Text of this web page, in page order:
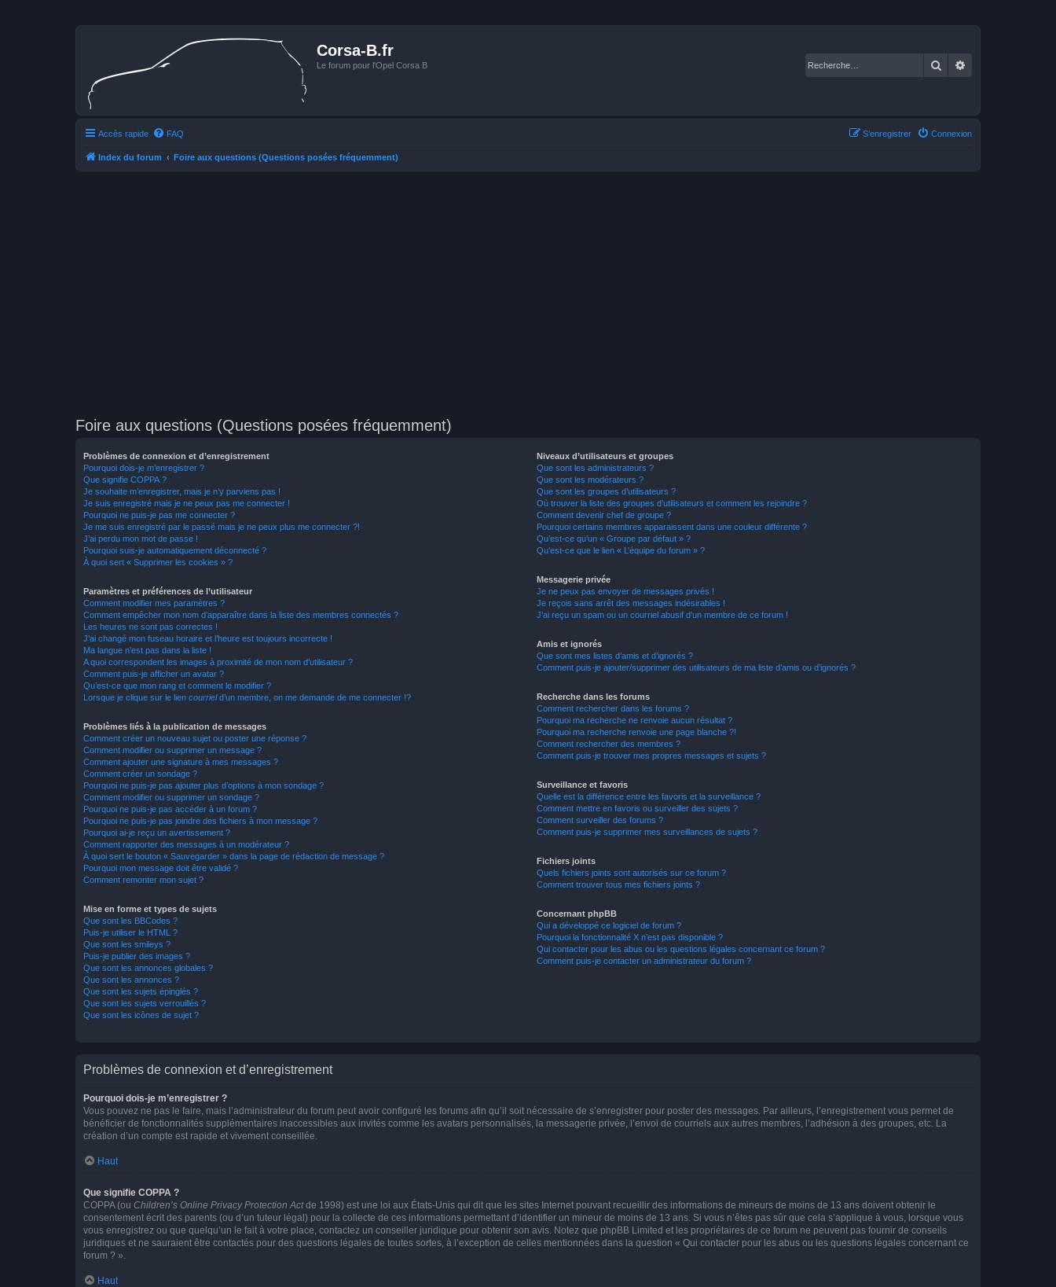
Corsa-B.fr
Le forum pour l'Opel Corsa B Rechercher
Accès rapide FAQ Connexion
S’enregistrer
Index du forum Foire aux questions (Questions posées fréquemment)
Foire aux questions (Questions posées fréquemment)
Problèmes de connexion et d’enregistrement
Pourquoi dois-je m’enregistrer ?
Que signifie COPPA ?
Je souhaite m’enregistrer, mais je n’y parviens pas !
Je suis enregistré mais je ne peux pas me connecter !
Pourquoi ne puis-je pas me connecter ?
Je me suis enregistré par le passé mais je ne peux plus me connecter ?!
J’ai perdu mon mot de passe !
Pourquoi suis-je automatiquement déconnecté ?
À quoi sert « Supprimer les cookies » ?
Paramètres et préférences de l’utilisateur
Comment modifier mes paramètres ?
Comment empêcher mon nom d’apparaître dans la liste des membres connectés ?
Les heures ne sont pas correctes !
J’ai changé mon fuseau horaire et l’heure est toujours incorrecte !
Ma langue n’est pas dans la liste !
A quoi correspondent les images à proximité de mon nom d’utilisateur ?
Comment puis-je afficher un avatar ?
Qu’est-ce que mon rang et comment le modifier ?
Lorsque je clique sur le lien courrield’un membre, on me demande de me connecter !?
Problèmes liés à la publication de messages
Comment créer un nouveau sujet ou poster une réponse ?
Comment modifier ou supprimer un message ?
Comment ajouter une signature à mes messages ?
Comment créer un sondage ?
Pourquoi ne puis-je pas ajouter plus d’options à mon sondage ?
Comment modifier ou supprimer un sondage ?
Pourquoi ne puis-je pas accéder à un forum ?
Pourquoi ne puis-je pas joindre des fichiers à mon message ?
Pourquoi ai-je reçu un avertissement ?
Comment rapporter des messages à un modérateur ?
À quoi sert le bouton « Sauvegarder » dans la page de rédaction de message ?
Pourquoi mon message doit être validé ?
Comment remonter mon sujet ?
Mise en forme et types de sujets
Que sont les BBCodes ?
Puis-je utiliser le HTML ?
Que sont les smileys ?
Puis-je publier des images ?
Que sont les annonces globales ?
Que sont les annonces ?
Que sont les sujets épinglés ?
Que sont les sujets verrouillés ?
Que sont les icônes de sujet ?
Niveaux d’utilisateurs et groupes
Que sont les administrateurs ?
Que sont les modérateurs ?
Que sont les groupes d’utilisateurs ?
Où trouver la liste des groupes d’utilisateurs et comment les rejoindre ?
Comment devenir chef de groupe ?
Pourquoi certains membres apparaissent dans une couleur différente ?
Qu’est-ce qu’un « Groupe par défaut » ?
Qu’est-ce que le lien « L’équipe du forum » ?
Messagerie privée
Je ne peux pas envoyer de messages privés !
Je reçois sans arrêt des messages indésirables !
J’ai reçu un spam ou un courriel abusif d’un membre de ce forum !
Amis et ignorés
Que sont mes listes d’amis et d’ignorés ?
Comment puis-je ajouter/supprimer des utilisateurs de ma liste d’amis ou d’ignorés ?
Recherche dans les forums
Comment rechercher dans les forums ?
Pourquoi ma recherche ne renvoie aucun résultat ?
Pourquoi ma recherche renvoie une page blanche ?!
Comment rechercher des membres ?
Comment puis-je trouver mes propres messages et sujets ?
Surveillance et favoris
Quelle est la différence entre les favoris et la surveillance ?
Comment mettre en favoris ou surveiller des sujets ?
Comment surveiller des forums ?
Comment puis-je supprimer mes surveillances de sujets ?
Fichiers joints
Quels fichiers joints sont autorisés sur ce forum ?
Comment trouver tous mes fichiers joints ?
Concernant phpBB
Qui a développé ce logiciel de forum ?
Pourquoi la fonctionnalité X n’est pas disponible ?
Qui contacter pour les abus ou les questions légales concernant ce forum ?
Comment puis-je contacter un administrateur du forum ?
Problèmes de connexion et d’enregistrement
Pourquoi dois-je m’enregistrer ?
Vous pouvez ne pas le faire, mais l’administrateur du forum peut avoir configuré les forums afin qu’il soit nécessaire de s’enregistrer pour poster des messages. Par ailleurs, l’enregistrement vous permet de
bénéficier de fonctionnalités supplémentaires inaccessibles aux invités comme les avatars personnalisés, la messagerie privée, l’envoi de courriels aux autres membres, l’adhésion à des groupes, etc. La
création d’un compte est rapide et vivement conseillée.
Haut
Que signifie COPPA ?
COPPA (ou Children’s Online Privacy Protection Actde 1998) est une loi aux États-Unis qui dit que les sites Internet pouvant recueillir des informations de mineurs de moins de 13 ans doivent obtenir le
consentement écrit des parents (ou d’un tuteur légal) pour la collecte de ces informations permettant d’identifier un mineur de moins de 13 ans. Si vous n’êtes pas sûr que cela s’applique à vous, lorsque vous
vous enregistrez ou que quelqu’un le fait à votre place, contactez un conseiller juridique pour obtenir son avis. Notez que phpBB Limited et les propriétaires de ce forum ne peuvent pas fournir de conseils
juridiques et ne sauraient être contactés pour des questions légales de toutes sortes, à l’exception de celles mentionnées dans la question « Qui contacter pour les abus ou les questions légales concernant ce
forum ? ».
Haut